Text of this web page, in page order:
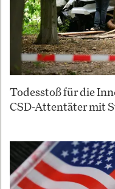
Todesstoß für die
CSD-Attentäter mit